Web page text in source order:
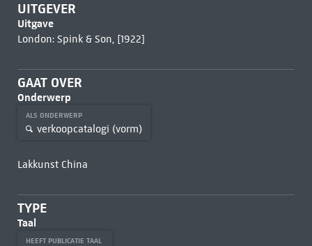
UITGEVER
Uitgave
London: Spink & Son, [1922]
GAAT OVER
Onderwerp
ALS ONDERWERP
verkoopcatalogi (vorm)
Lakkunst China
TYPE
Taal
HEEFT PUBLICATIE TAAL